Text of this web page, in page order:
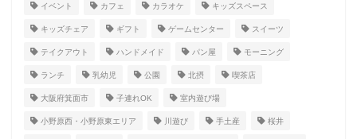
イベント カフェ カラオケ キッズスペース
キッズチェア ギフト ゲームセンター スイーツ
テイクアウト ハンドメイド パン屋 モーニング
ランチ 乳幼児 公園 北摂 喫茶店
大阪府箕面市 子連れOK 室内遊び場
小野原西・小野原東エリア 川遊び 手土産 桜井